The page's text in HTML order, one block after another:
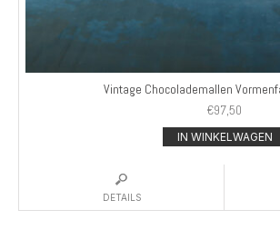
Vintage Chocolademallen
€97,50
IN WINKELWAGEN
DETAILS